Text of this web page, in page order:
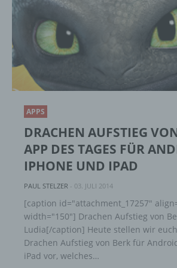
APPS
DRACHEN AUFSTIEG
APP DES TAGES FÜR
IPHONE UND IPAD
PAUL STELZER - 03. JULI 2014
[caption id="attachment_17257"
width="150"] Drachen Aufstieg von
Ludia[/caption] Heute stellen wir
Drachen Aufstieg von Berk für
iPad vor, welches…
soll sowohl für die Öffentlichkeit als
unsere Kunden und
lesbar und verständlich sein. Um
gewährleisten, möchten wir vorab
Begrifflichkeiten erläutern.
Wir verwenden in dieser
unter anderem die folgenden
a) personenbezogene Daten
Personenbezogene Daten
Informationen, die sich auf
oder identifizierbare
Als identifizierbar wird eine
Person angesehen, die direkt
insbesondere mittels
Kennung wie einem Namen,
Kennnummer, zu